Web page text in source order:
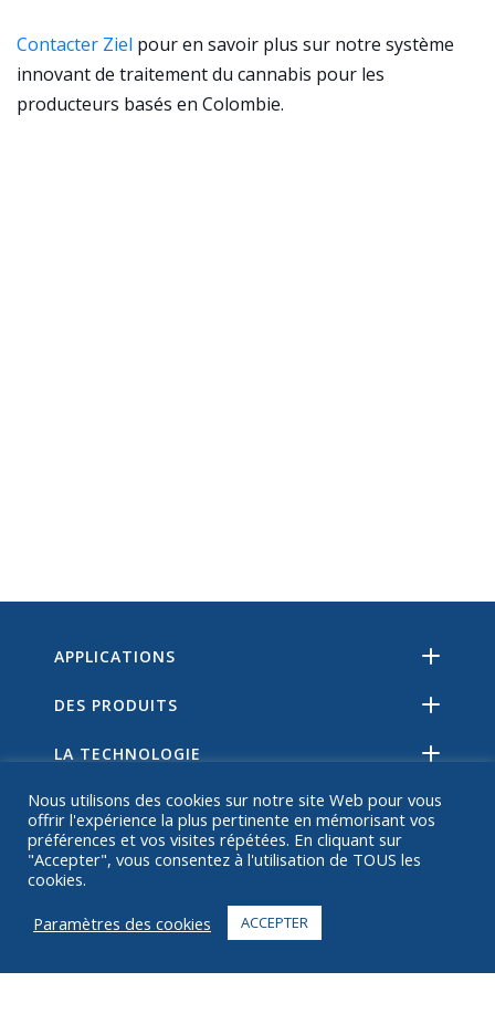
Contacter Ziel pour en savoir plus sur notre système
innovant de traitement du cannabis pour les
producteurs basés en Colombie.
APPLICATIONS
DES PRODUITS
LA TECHNOLOGIE
RESSOURCES
SUR
Nous utilisons des cookies sur notre site Web pour vous
offrir l'expérience la plus pertinente en mémorisant vos
préférences et vos visites répétées. En cliquant sur
"Accepter", vous consentez à l'utilisation de TOUS les
cookies.
Paramètres des cookies
ACCEPTER